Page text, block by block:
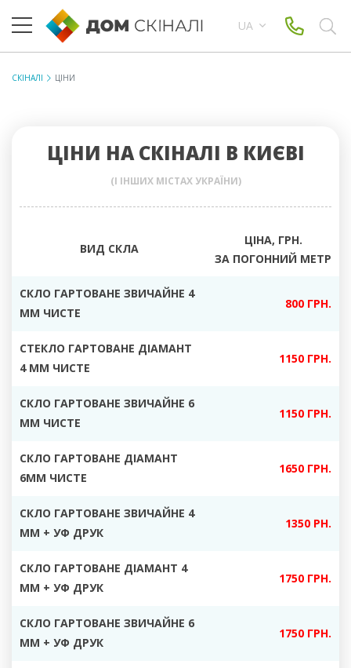
UA
СКІНАЛІ ЦІНИ
ЦІНИ НА СКІНАЛІ В КИЄВІ
(І ІНШИХ МІСТАХ УКРАЇНИ)
ВИД СКЛА
ЦІНА, ГРН.
ЗА ПОГОННИЙ МЕТР
СКЛО ГАРТОВАНЕ ЗВИЧАЙНЕ 4
ММ ЧИСТЕ
800 ГРН.
СТЕКЛО ГАРТОВАНЕ ДІАМАНТ
4 ММ ЧИСТЕ
1150 ГРН.
СКЛО ГАРТОВАНЕ ЗВИЧАЙНЕ 6
ММ ЧИСТЕ
1150 ГРН.
СКЛО ГАРТОВАНЕ ДІАМАНТ
6ММ ЧИСТЕ
1650 ГРН.
СКЛО ГАРТОВАНЕ ЗВИЧАЙНЕ 4
ММ + УФ ДРУК
1350 РН.
СКЛО ГАРТОВАНЕ ДІАМАНТ 4
ММ + УФ ДРУК
1750 ГРН.
СКЛО ГАРТОВАНЕ ЗВИЧАЙНЕ 6
ММ + УФ ДРУК
1750 ГРН.